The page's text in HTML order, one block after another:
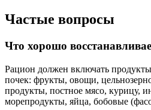
Частые вопросы
Что хорошо
Рацион должен включать
почек: фрукты, овощи,
продукты, постное мясо, курицу,
морепродукты, яйца, бобовые